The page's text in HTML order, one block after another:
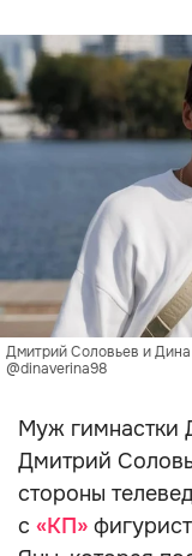
Дмитрий Соловьев и
@dinaverina98
Муж гимнастки
Дмитрий
стороны
с «КП»